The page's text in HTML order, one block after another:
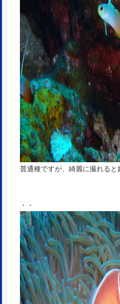
普通種ですが、綺麗に撮れると
・・